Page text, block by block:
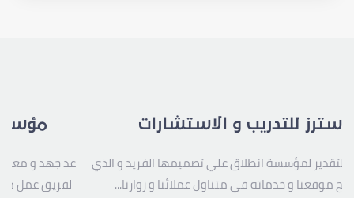
رال للتدريب و الاستشارات
معاناة مع العديد من المصممين نتقدم بالشكر و العرفان
مؤسسة انطلاق على مجهودهم الرائع في تصميم...
تتقدم
مؤسسة